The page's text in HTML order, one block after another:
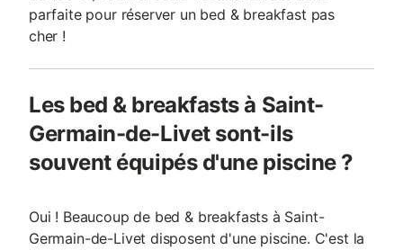
parfaite pour réserver un bed & breakfast pas
cher !
Les bed & breakfasts à Saint-
Germain-de-Livet sont-ils
souvent équipés d'une piscine ?
Oui ! Beaucoup de bed & breakfasts à Saint-
Germain-de-Livet disposent d'une piscine. C'est la